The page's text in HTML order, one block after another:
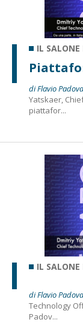
IL
di Flavio
Yatskaer,
piattafor...
IL
di Flavio
Technology
Padov...